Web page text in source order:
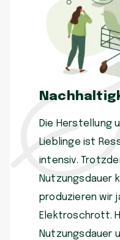
Die Herstellung
Lieblinge ist
intensiv.
Nutzungsdauer
produzieren wir
Elektroschrott.
Nutzungsdauer